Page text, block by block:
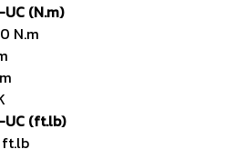
UC (N.m)
N.m
UC (ft.lb)
ft.lb